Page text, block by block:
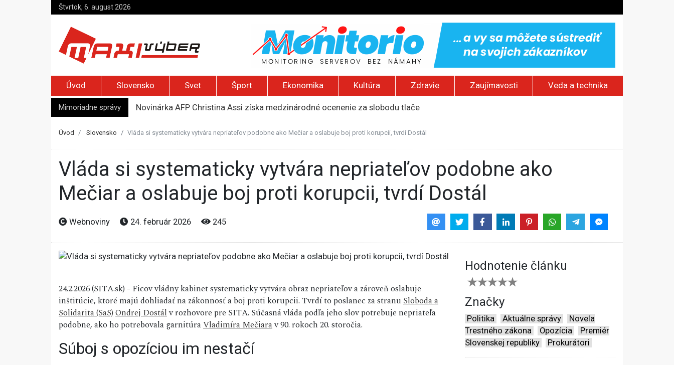
Štvrtok, 6. august 2026
Úvod Slovensko Svet Šport Ekonomika Kultúra Zdravie Zaujímavosti Veda a technika
Mimoriadne správy
Novinárka AFP Christina Assi získa medzinárodné ocenenie za slobodu tlače
Slováci sú na európskom priemere, Taliani zaostávajú. Online vstupenky kupuje len každý štvrtý Európan
Úvod Slovensko Vláda si systematicky vytvára nepriateľov podobne ako Mečiar a oslabuje boj proti korupcii, tvrdí Dostál
Vláda si systematicky vytvára nepriateľov podobne ako
Mečiar a oslabuje boj proti korupcii, tvrdí Dostál
Webnoviny 24. február 2026 245
24.2.2026 (SITA.sk) - Ficov vládny kabinet systematicky vytvára obraz nepriateľov a zároveň oslabuje
inštitúcie, ktoré majú dohliadať na zákonnosť a boj proti korupcii. Tvrdí to poslanec za stranuSloboda a
Solidarita (SaS)Ondrej Dostálv rozhovore pre SITA. Súčasná vláda podľa jeho slov potrebuje nepriateľa
podobne, ako ho potrebovala garnitúraVladimíra Mečiarav 90. rokoch 20. storočia.
Súboj s opozíciou im nestačí
Hodnotenie článku
Značky
Politika Aktuálne správy
Novela
Trestného zákona
Opozícia
Premiér
Slovenskej republiky
Prokurátori